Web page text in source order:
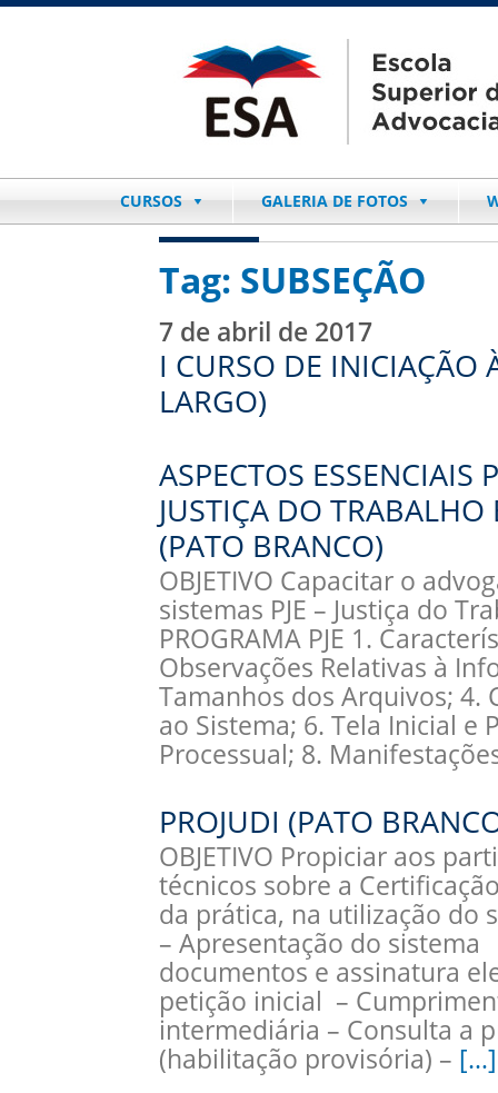
CURSOS GALERIA DE FOTOS
Tag: SUBSEÇÃO
7 de abril de 2017
I CURSO DE INICIAÇÃO
LARGO)
ASPECTOS ESSENCIAIS
JUSTIÇA DO TRABALHO
(PATO BRANCO)
OBJETIVO Capacitar o
sistemas PJE – Justiça do
PROGRAMA PJE 1.
Observações Relativas à
Tamanhos dos Arquivos; 4.
ao Sistema; 6. Tela Inicial e
Processual; 8.
PROJUDI (PATO
OBJETIVO Propiciar aos
técnicos sobre a
da prática, na utilização do
– Apresentação do
documentos e assinatura
petição inicial –
intermediária – Consulta a
(habilitação provisória) – […]